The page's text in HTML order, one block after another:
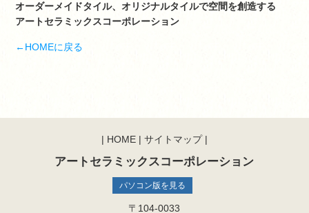
オーダーメイドタイル、オリジナルタイルで空間を創造する
アートセラミックスコーポレーション
←HOMEに戻る
| HOME| サイトマップ|
アートセラミックスコーポレーション
パソコン版を見る
〒104-0033